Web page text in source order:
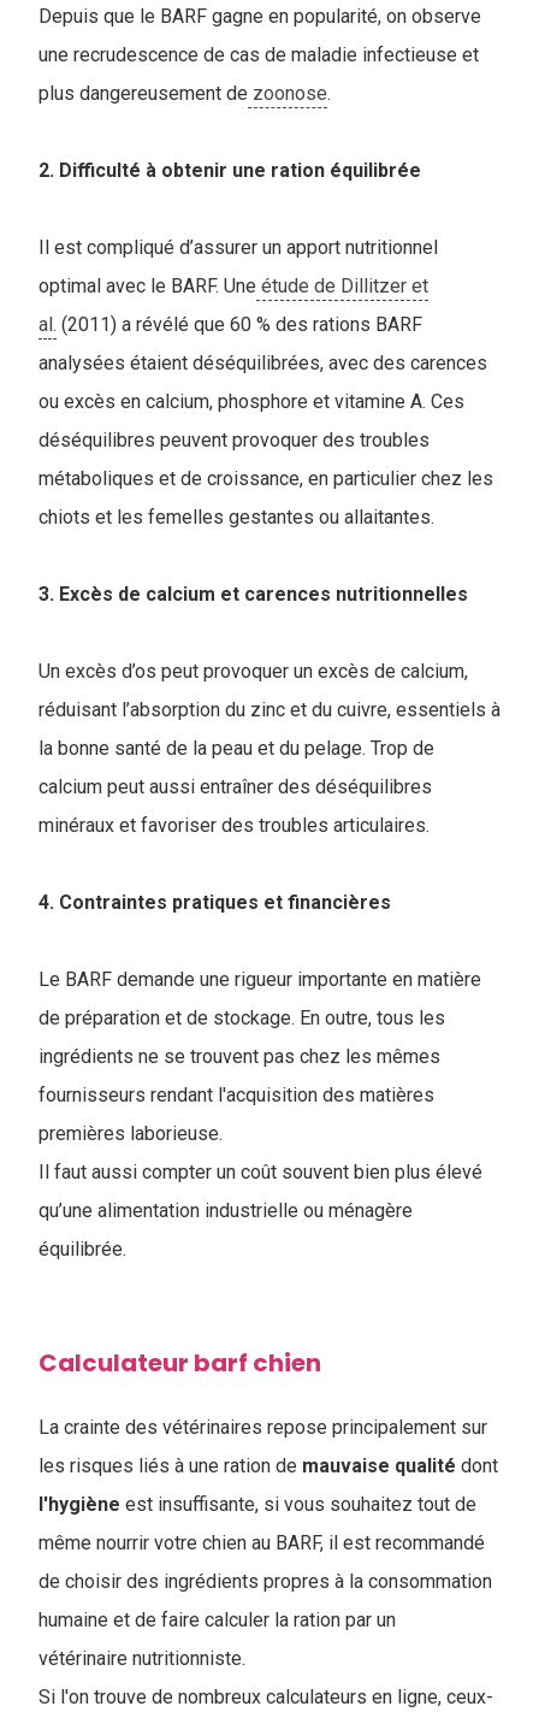
Depuis que le BARF gagne en popularité, on observe
une recrudescence de cas de maladie infectieuse et
plus dangereusement de zoonose.
2. Difficulté à obtenir une ration équilibrée
Il est compliqué d’assurer un apport nutritionnel
optimal avec le BARF. Une étude de Dillitzer et
al. (2011) a révélé que 60 % des rations BARF
analysées étaient déséquilibrées, avec des carences
ou excès en calcium, phosphore et vitamine A. Ces
déséquilibres peuvent provoquer des troubles
métaboliques et de croissance, en particulier chez les
chiots et les femelles gestantes ou allaitantes.
3. Excès de calcium et carences nutritionnelles
Un excès d’os peut provoquer un excès de calcium,
réduisant l’absorption du zinc et du cuivre, essentiels à
la bonne santé de la peau et du pelage. Trop de
calcium peut aussi entraîner des déséquilibres
minéraux et favoriser des troubles articulaires.
4. Contraintes pratiques et financières
Le BARF demande une rigueur importante en matière
de préparation et de stockage. En outre, tous les
ingrédients ne se trouvent pas chez les mêmes
fournisseurs rendant l'acquisition des matières
premières laborieuse.
Il faut aussi compter un coût souvent bien plus élevé
qu’une alimentation industrielle ou ménagère
équilibrée.
Calculateur barf chien
La crainte des vétérinaires repose principalement sur
les risques liés à une ration de mauvaise qualité dont
l'hygiène est insuffisante, si vous souhaitez tout de
même nourrir votre chien au BARF, il est recommandé
de choisir des ingrédients propres à la consommation
humaine et de faire calculer la ration par un
vétérinaire nutritionniste.
Si l'on trouve de nombreux calculateurs en ligne, ceux-